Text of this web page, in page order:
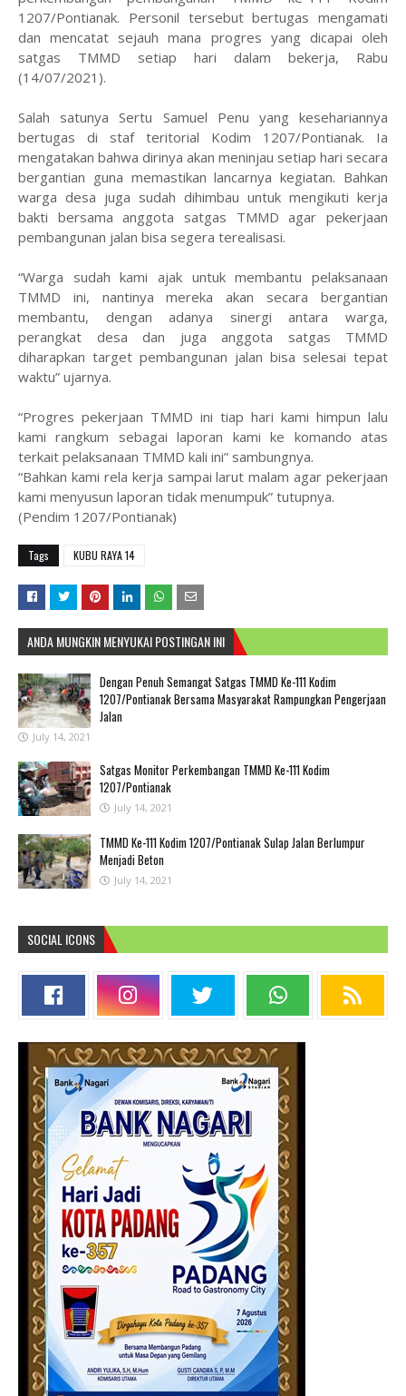
1207/Pontianak. Personil tersebut bertugas mengamati
dan mencatat sejauh mana progres yang dicapai oleh
satgas TMMD setiap hari dalam bekerja, Rabu
(14/07/2021).
Salah satunya Sertu Samuel Penu yang kesehariannya
bertugas di staf teritorial Kodim 1207/Pontianak. Ia
mengatakan bahwa dirinya akan meninjau setiap hari secara
bergantian guna memastikan lancarnya kegiatan. Bahkan
warga desa juga sudah dihimbau untuk mengikuti kerja
bakti bersama anggota satgas TMMD agar pekerjaan
pembangunan jalan bisa segera terealisasi.
“Warga sudah kami ajak untuk membantu pelaksanaan
TMMD ini, nantinya mereka akan secara bergantian
membantu, dengan adanya sinergi antara warga,
perangkat desa dan juga anggota satgas TMMD
diharapkan target pembangunan jalan bisa selesai tepat
waktu” ujarnya.
“Progres pekerjaan TMMD ini tiap hari kami himpun lalu
kami rangkum sebagai laporan kami ke komando atas
terkait pelaksanaan TMMD kali ini” sambungnya.
“Bahkan kami rela kerja sampai larut malam agar pekerjaan
kami menyusun laporan tidak menumpuk” tutupnya.
(Pendim 1207/Pontianak)
Tags KUBU RAYA 14
ANDA MUNGKIN MENYUKAI POSTINGAN INI
Dengan Penuh Semangat Satgas TMMD Ke-111 Kodim
1207/Pontianak Bersama Masyarakat Rampungkan Pengerjaan
Jalan
July 14, 2021
Satgas Monitor Perkembangan TMMD Ke-111 Kodim
1207/Pontianak
July 14, 2021
TMMD Ke-111 Kodim 1207/Pontianak Sulap Jalan Berlumpur
Menjadi Beton
July 14, 2021
SOCIAL ICONS